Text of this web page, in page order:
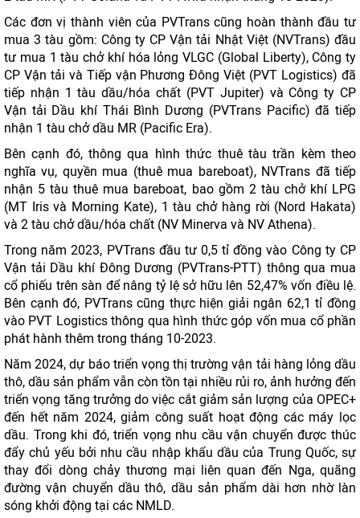
Các đơn vị thành viên của PVTrans cũng hoàn thành đầu tư
mua 3 tàu gồm: Công ty CP Vận tải Nhật Việt (NVTrans) đầu
tư mua 1 tàu chở khí hóa lỏng VLGC (Global Liberty), Công ty
CP Vận tải và Tiếp vận Phương Đông Việt (PVT Logistics) đã
tiếp nhận 1 tàu dầu/hóa chất (PVT Jupiter) và Công ty CP
Vận tải Dầu khí Thái Bình Dương (PVTrans Pacific) đã tiếp
nhận 1 tàu chở dầu MR (Pacific Era).
Bên cạnh đó, thông qua hình thức thuê tàu trần kèm theo
nghĩa vụ, quyền mua (thuê mua bareboat), NVTrans đã tiếp
nhận 5 tàu thuê mua bareboat, bao gồm 2 tàu chở khí LPG
(MT Iris và Morning Kate), 1 tàu chở hàng rời (Nord Hakata)
và 2 tàu chở dầu/hóa chất (NV Minerva và NV Athena).
Trong năm 2023, PVTrans đầu tư 0,5 tỉ đồng vào Công ty CP
Vận tải Dầu khí Đông Dương (PVTrans-PTT) thông qua mua
cổ phiếu trên sàn để nâng tỷ lệ sở hữu lên 52,47% vốn điều lệ.
Bên cạnh đó, PVTrans cũng thực hiện giải ngân 62,1 tỉ đồng
vào PVT Logistics thông qua hình thức góp vốn mua cổ phần
phát hành thêm trong tháng 10-2023.
Năm 2024, dự báo triển vọng thị trường vận tải hàng lỏng dầu
thô, dầu sản phẩm vẫn còn tồn tại nhiều rủi ro, ảnh hưởng đến
triển vọng tăng trưởng do việc cắt giảm sản lượng của OPEC+
đến hết năm 2024, giảm công suất hoạt động các máy lọc
dầu. Trong khi đó, triển vọng nhu cầu vận chuyển được thúc
đẩy chủ yếu bởi nhu cầu nhập khẩu dầu của Trung Quốc, sự
thay đổi dòng chảy thương mại liên quan đến Nga, quãng
đường vận chuyển dầu thô, dầu sản phẩm dài hơn nhờ làn
sóng khởi động tại các NMLD.